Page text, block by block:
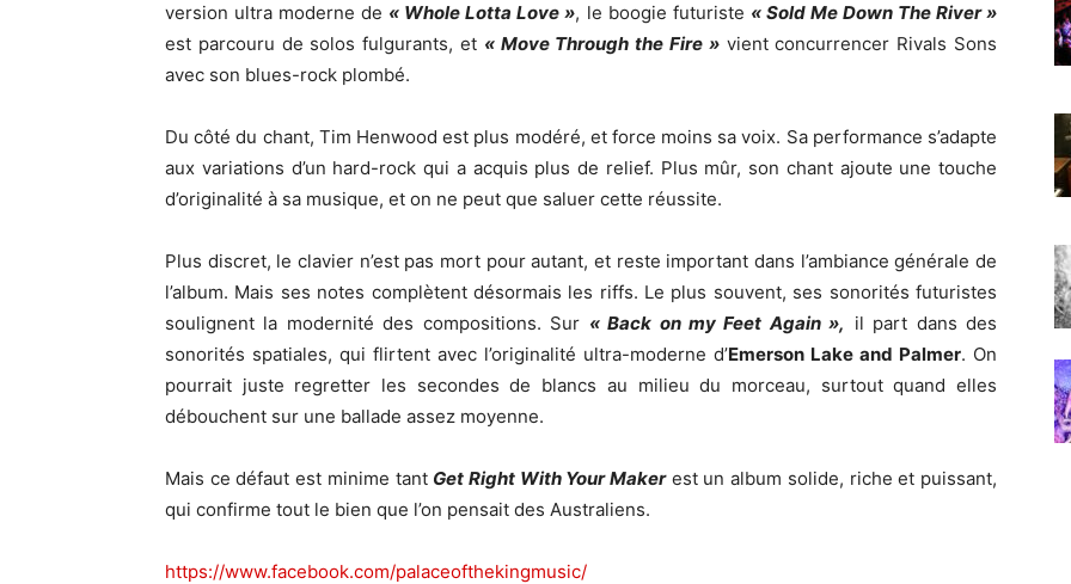
version ultra moderne de « Whole Lotta Love », le boogie futuriste « Sold Me Down The River »
est parcouru de solos fulgurants, et « Move Through the Fire »vient concurrencer Rivals Sons
avec son blues-rock plombé.
Du côté du chant, Tim Henwood est plus modéré, et force moins sa voix. Sa performance s’adapte
aux variations d’un hard-rock qui a acquis plus de relief. Plus mûr, son chant ajoute une touche
d’originalité à sa musique, et on ne peut que saluer cette réussite.
Plus discret, le clavier n’est pas mort pour autant, et reste important dans l’ambiance générale de
l’album. Mais ses notes complètent désormais les riffs. Le plus souvent, ses sonorités futuristes
soulignent la modernité des compositions. Sur « Back on my Feet Again », il part dans des
sonorités spatiales, qui flirtent avec l’originalité ultra-moderne d’Emerson Lake and Palmer. On
pourrait juste regretter les secondes de blancs au milieu du morceau, surtout quand elles
débouchent sur une ballade assez moyenne.
Mais ce défaut est minime tant Get Right With Your Makerest un album solide, riche et puissant,
qui confirme tout le bien que l’on pensait des Australiens.
https://www.facebook.com/palaceofthekingmusic/